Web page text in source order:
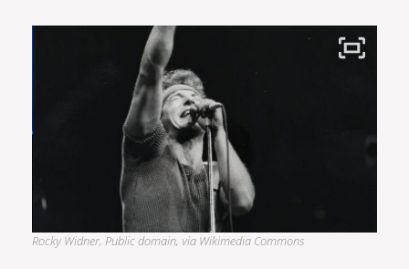
Rocky Widner, Public domain, via Wikimedia Commons